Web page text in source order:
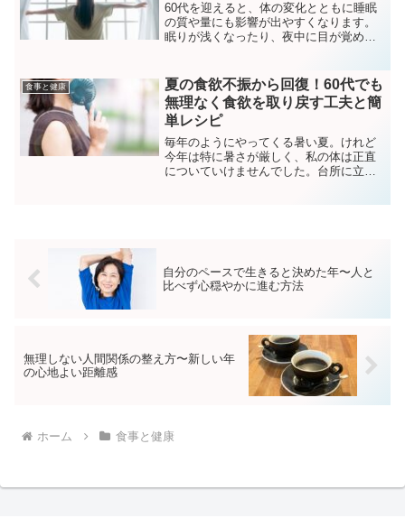
60代を迎えると、体の変化とともに睡眠
の質や量にも影響が出やすくなります。
眠りが浅くなったり、夜中に目が覚めた
し、年齢を重ねても良質な睡眠を確保す
ることは可能です。この記...
食事と健康
夏の食欲不振から回復！60代でも
無理なく食欲を取り戻す工夫と簡
単レシピ
毎年のようにやってくる暑い夏。けれど
今年は特に暑さが厳しく、私の体は正直
についていけませんでした。台所に立つ
自分のペースで生きると決めた年〜人と
比べず心穏やかに進む方法
無理しない人間関係の整え方〜新しい年
の心地よい距離感
ホーム 食事と健康